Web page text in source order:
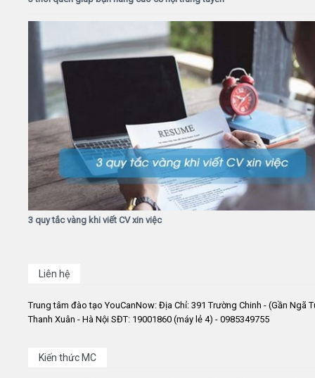
3 quy tắc vàng khi viết CV xin việc
Liên hệ
Trung tâm đào tạo YouCanNow: Địa Chỉ: 391 Trường Chinh - (Gần Ngã
Thanh Xuân - Hà Nội SĐT: 19001860 (máy lẻ 4) - 0985349755
Kiến thức MC